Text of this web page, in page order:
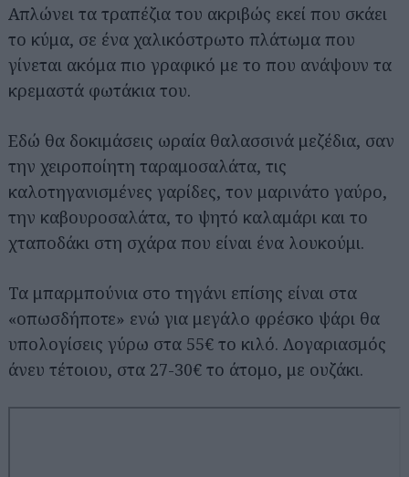
Απλώνει τα τραπέζια του ακριβώς εκεί που σκάει
το κύμα, σε ένα χαλικόστρωτο πλάτωμα που
γίνεται ακόμα πιο γραφικό με το που ανάψουν τα
κρεμαστά φωτάκια του.
Εδώ θα δοκιμάσεις ωραία θαλασσινά μεζέδια, σαν
την χειροποίητη ταραμοσαλάτα, τις
καλοτηγανισμένες γαρίδες, τον μαρινάτο γαύρο,
την καβουροσαλάτα, το ψητό καλαμάρι και το
χταποδάκι στη σχάρα που είναι ένα λουκούμι.
Τα μπαρμπούνια στο τηγάνι επίσης είναι στα
«οπωσδήποτε» ενώ για μεγάλο φρέσκο ψάρι θα
υπολογίσεις γύρω στα 55€ το κιλό. Λογαριασμός
άνευ τέτοιου, στα 27-30€ το άτομο, με ουζάκι.